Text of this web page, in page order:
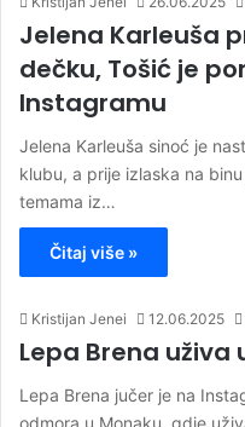
Jelena Karleuša
dečku, Tošić je
Instagramu
Jelena Karleuša sinoć je
klubu, a prije izlaska na
temama iz…
Čitaj više »
Kristijan Jenei 12.06.2025
Lepa Brena uživa
Lepa Brena jučer je na
odmora u Monaku, gdje